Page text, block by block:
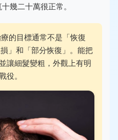
幾二十萬很正常。
的目標通常不是「恢復
」和「部分恢復」。能把
讓細髮變粗，外觀上有明
役。